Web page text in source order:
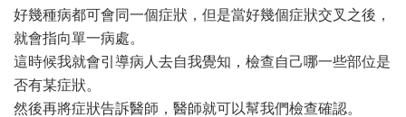
好幾種病都可會同一個症狀，但是當好幾個症狀交叉之後，
就會指向單一病處。
這時候我就會引導病人去自我覺知，檢查自己哪一些部位是
否有某症狀。
然後再將症狀告訴醫師，醫師就可以幫我們檢查確認。